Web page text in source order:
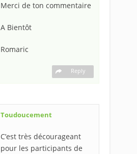
Merci de ton commentaire
A Bientôt
Romaric
Reply
Toudoucement
C’est très décourageant
pour les participants de